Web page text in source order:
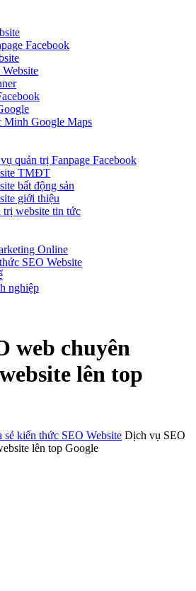
Facebook
Google Maps
quản trị Fanpage Facebook
TMĐT
bất động sản
giới thiệu
trị website tin tức
Online
SEO Website
nghiệp
web chuyên
lên top
sẻ kiến thức SEO Website Dịch vụ SEO
lên top Google